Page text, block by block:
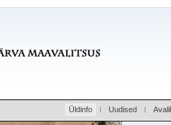
Üldinfo Uudised